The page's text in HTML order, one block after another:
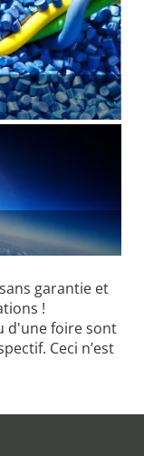
garantie et
!
d'une foire sont
Ceci n’est